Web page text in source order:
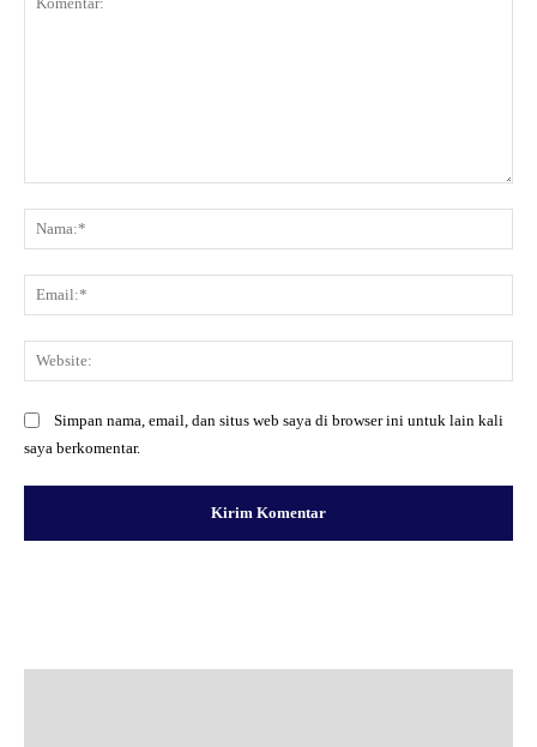
Simpan nama, email, dan situs web saya di browser ini untuk lain kali
saya berkomentar.